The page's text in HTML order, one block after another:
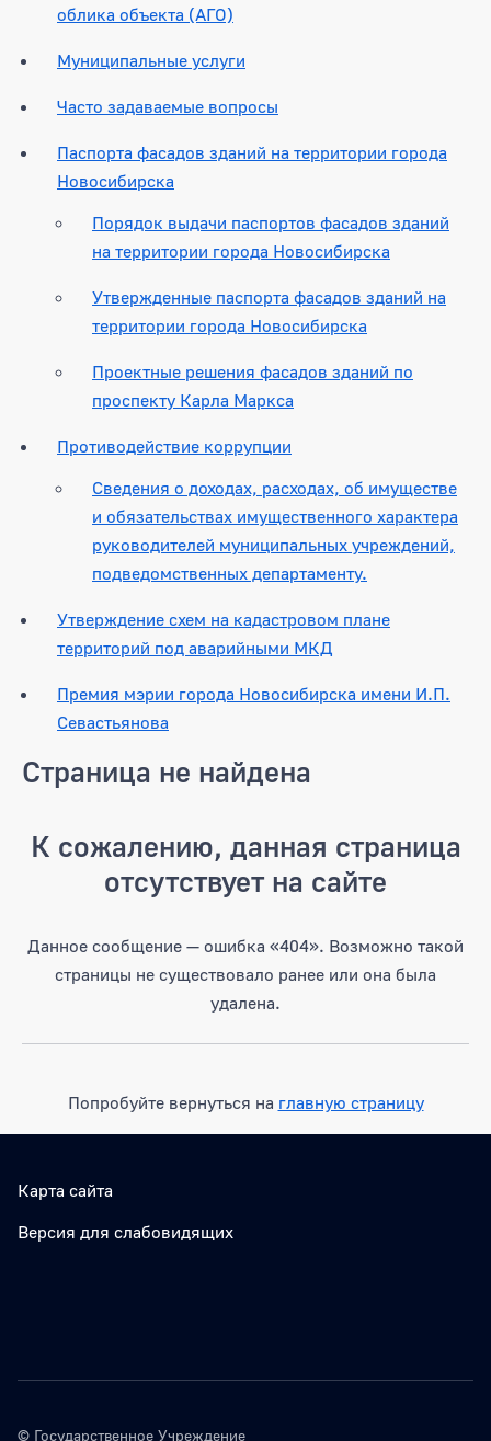
облика объекта (АГО)
Муниципальные услуги
Часто задаваемые вопросы
Паспорта фасадов зданий на территории города
Новосибирска
Порядок выдачи паспортов фасадов зданий
на территории города Новосибирска
Утвержденные паспорта фасадов зданий на
территории города Новосибирска
Проектные решения фасадов зданий по
проспекту Карла Маркса
Противодействие коррупции
Сведения о доходах, расходах, об имуществе
и обязательствах имущественного характера
руководителей муниципальных учреждений,
подведомственных департаменту.
Утверждение схем на кадастровом плане
территорий под аварийными МКД
Премия мэрии города Новосибирска имени И.П.
Севастьянова
Страница не найдена
К сожалению, данная страница
отсутствует на сайте
Данное сообщение — ошибка «404». Возможно такой
страницы не существовало ранее или она была
удалена.
Попробуйте вернуться на главную страницу
Карта сайта
Версия для слабовидящих
© Государственное Учреждение